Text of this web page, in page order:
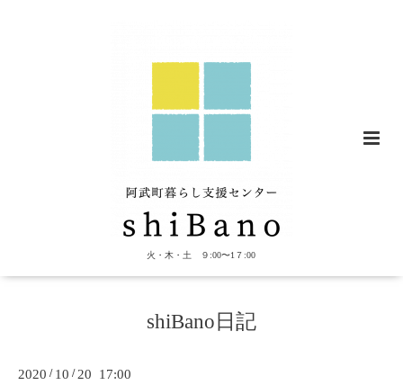
火・木・土 ９:00〜1７:00
shiBano日記
2020 / 10 / 20 17:00